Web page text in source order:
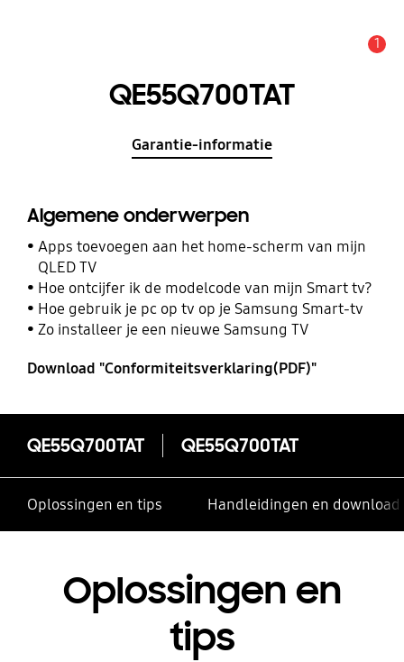
1
QE55Q700TAT
Garantie-informatie
Algemene onderwerpen
Apps toevoegen aan het home-scherm van mijn
QLED TV
Hoe ontcijfer ik de modelcode van mijn Smart tv?
Hoe gebruik je pc op tv op je Samsung Smart-tv
Zo installeer je een nieuwe Samsung TV
Download "Conformiteitsverklaring(PDF)"
QE55Q700TAT QE55Q700TAT
Oplossingen en tips Handleidingen en
Oplossingen en
tips